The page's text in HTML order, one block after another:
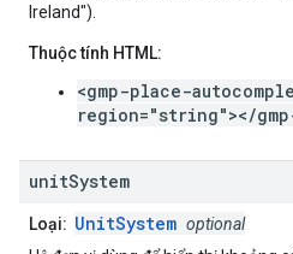
Ireland").
Thuộc tính HTML:
<gmp-place-
region="string"></
unitSystem
Loại: UnitSystem optional